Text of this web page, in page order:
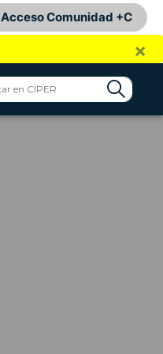
Acceso Comunidad +C
×